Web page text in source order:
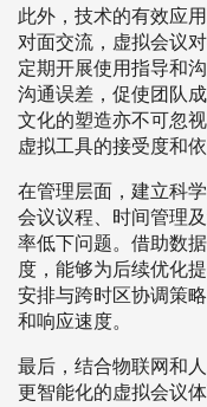
此外，技术的有效应
对面交流，虚拟会议
定期开展使用指导和
沟通误差，促使团队
文化的塑造亦不可忽
虚拟工具的接受度和依
在管理层面，建立科
会议议程、时间管理
率低下问题。借助数
度，能够为后续优化
安排与跨时区协调策
和响应速度。
最后，结合物联网和
更智能化的虚拟会议